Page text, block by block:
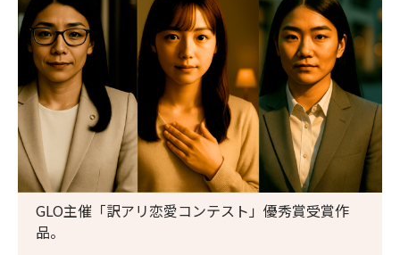
GLO主催「訳アリ恋愛コンテスト」優秀賞受賞作
品。